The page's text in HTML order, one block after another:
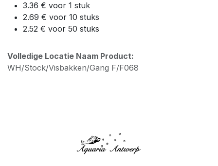
3.36 € voor 1 stuk
2.69 € voor 10 stuks
2.52 € voor 50 stuks
Volledige Locatie Naam Product:
WH/Stock/Visbakken/Gang F/F068